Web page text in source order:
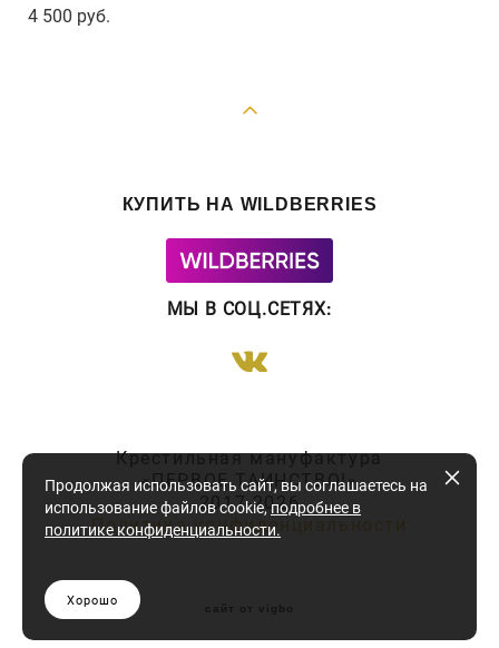
4 500 pуб.
КУПИТЬ НА WILDBERRIES
МЫ В СОЦ.СЕТЯХ:
Крестильная мануфактура
«ПЕРВОЕ ТАИНСТВО!»
2017-2026
Политика конфиденциальности
Продолжая использовать сайт, вы соглашаетесь на
использование файлов cookie, подробнее в
политике конфиденциальности.
Хорошо